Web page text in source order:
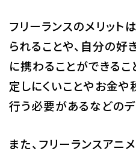
フリーランスのメリット
られることや、自分の好
に携わることができるこ
定しにくいことやお金
行う必要があるなどのデ
また、フリーランスアニ